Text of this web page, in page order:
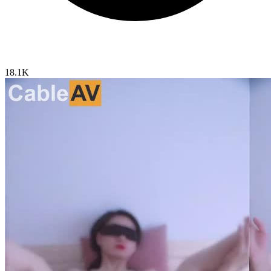
18.1K